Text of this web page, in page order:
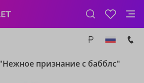
признание с бабблс"